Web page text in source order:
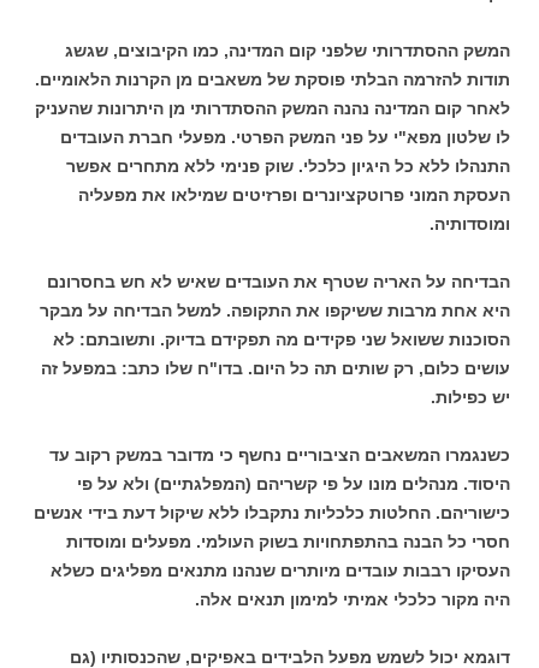
המשק ההסתדרותי שלפני קום המדינה, כמו הקיבוצים, שגשג
תודות להזרמה הבלתי פוסקת של משאבים מן הקרנות הלאומיים.
לאחר קום המדינה נהנה המשק ההסתדרותי מן היתרונות שהעניק
לו שלטון מפא"י על פני המשק הפרטי. מפעלי חברת העובדים
התנהלו ללא כל היגיון כלכלי. שוק פנימי ללא מתחרים אפשר
העסקת המוני פרוטקציונרים ופרזיטים שמילאו את מפעליה
ומוסדותיה.
הבדיחה על האריה שטרף את העובדים שאיש לא חש בחסרונם
היא אחת מרבות ששיקפו את התקופה. למשל הבדיחה על מבקר
הסוכנות ששואל שני פקידים מה תפקידם בדיוק. ותשובתם: לא
עושים כלום, רק שותים תה כל היום. בדו"ח שלו כתב: במפעל זה
יש כפילות.
כשנגמרו המשאבים הציבוריים נחשף כי מדובר במשק רקוב עד
היסוד. מנהלים מונו על פי קשריהם (המפלגתיים) ולא על פי
כישוריהם. החלטות כלכליות נתקבלו ללא שיקול דעת בידי אנשים
חסרי כל הבנה בהתפתחויות בשוק העולמי. מפעלים ומוסדות
העסיקו רבבות עובדים מיותרים שנהנו מתנאים מפליגים כשלא
היה מקור כלכלי אמיתי למימון תנאים אלה.
דוגמא יכול לשמש מפעל הלבידים באפיקים, שהכנסותיו (גם